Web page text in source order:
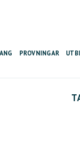
PROVNINGAR